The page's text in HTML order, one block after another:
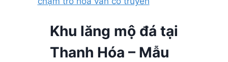
Khu lăng mộ đá tại
Thanh Hóa – Mẫu